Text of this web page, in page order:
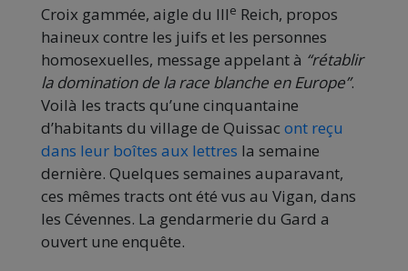
Croix gammée, aigle du IIIe Reich, propos
haineux contre les juifs et les personnes
homosexuelles, message appelant à “rétablir
la domination de la race blanche en Europe”.
Voilà les tracts qu’une cinquantaine
d’habitants du village de Quissac ont reçu
dans leur boîtes aux lettres la semaine
dernière. Quelques semaines auparavant,
ces mêmes tracts ont été vus au Vigan, dans
les Cévennes. La gendarmerie du Gard a
ouvert une enquête.